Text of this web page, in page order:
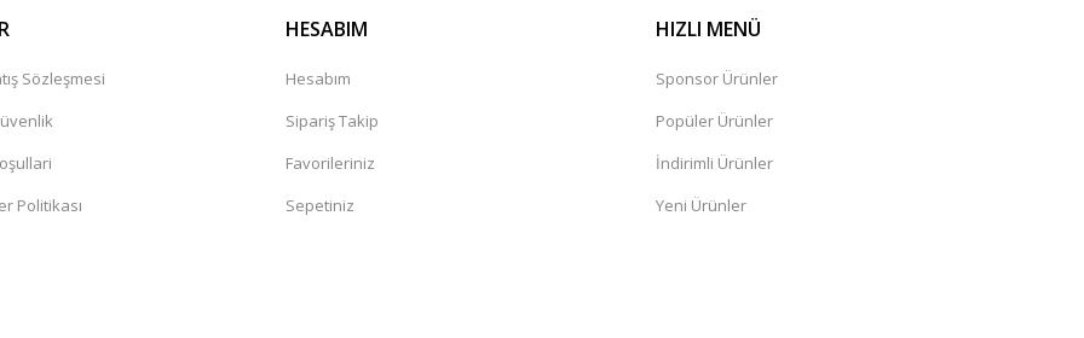
Sözleşmesi
Politikası
HESABIM
Hesabım
Sipariş Takip
Favorileriniz
Sepetiniz
HIZLI MENÜ
Sponsor Ürünler
Popüler Ürünler
İndirimli Ürünler
Yeni Ürünler